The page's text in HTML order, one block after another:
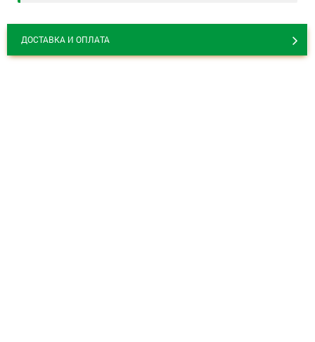
ДОСТАВКА И ОПЛАТА